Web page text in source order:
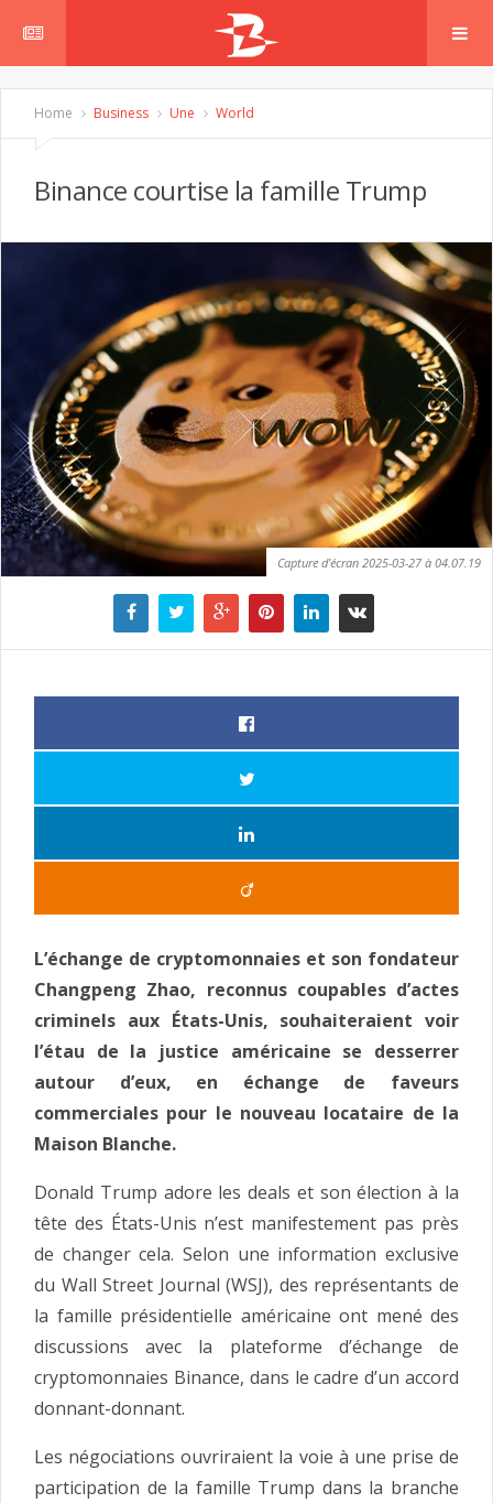
Home Business Une World
Binance courtise la famille Trump
Capture d’écran 2025-03-27 à 04.07.19
L’échange de cryptomonnaies et son fondateur
Changpeng Zhao, reconnus coupables d’actes
criminels aux États-Unis, souhaiteraient voir
l’étau de la justice américaine se desserrer
autour d’eux, en échange de faveurs
commerciales pour le nouveau locataire de la
Maison Blanche.
Donald Trump adore les deals et son élection à la
tête des États-Unis n’est manifestement pas près
de changer cela. Selon une information exclusive
du Wall Street Journal (WSJ), des représentants de
la famille présidentielle américaine ont mené des
discussions avec la plateforme d’échange de
cryptomonnaies Binance, dans le cadre d’un accord
donnant-donnant.
Les négociations ouvriraient la voie à une prise de
participation de la famille Trump dans la branche